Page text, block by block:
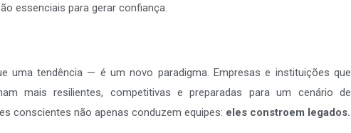
essenciais para gerar confiança.
uma tendência — é um novo paradigma. Empresas e instituições que
mais resilientes, competitivas e preparadas para um cenário de
conscientes não apenas conduzem equipes: eles constroem legados.